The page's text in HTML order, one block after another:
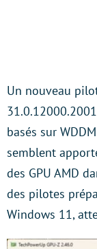
Un nouveau
basés sur WDDM
semblent
des GPU AMD
des pilotes
Windows 11,